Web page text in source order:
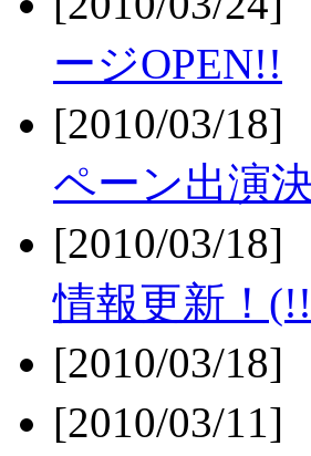
ージOPEN!!
[2010/03/18]
ペーン出演
[2010/03/18]
情報更新！(!!
[2010/03/18]
[2010/03/11]